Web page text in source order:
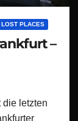
LOST PLACES
–
die letzten